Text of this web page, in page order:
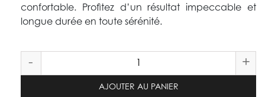
confortable. Profitez d’un résultat impeccable et
longue durée en toute sérénité.
- +
AJOUTER AU PANIER